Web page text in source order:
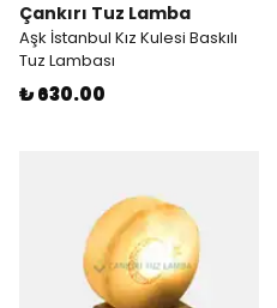
Çankırı Tuz Lamba
Aşk İstanbul Kız Kulesi Baskılı
Tuz Lambası
₺ 630.00